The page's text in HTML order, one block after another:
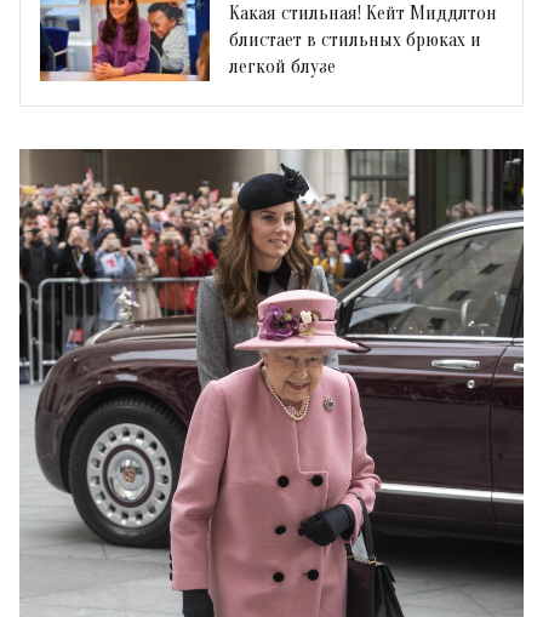
Какая стильная! Кейт Миддлтон
блистает в стильных брюках и
легкой блузе